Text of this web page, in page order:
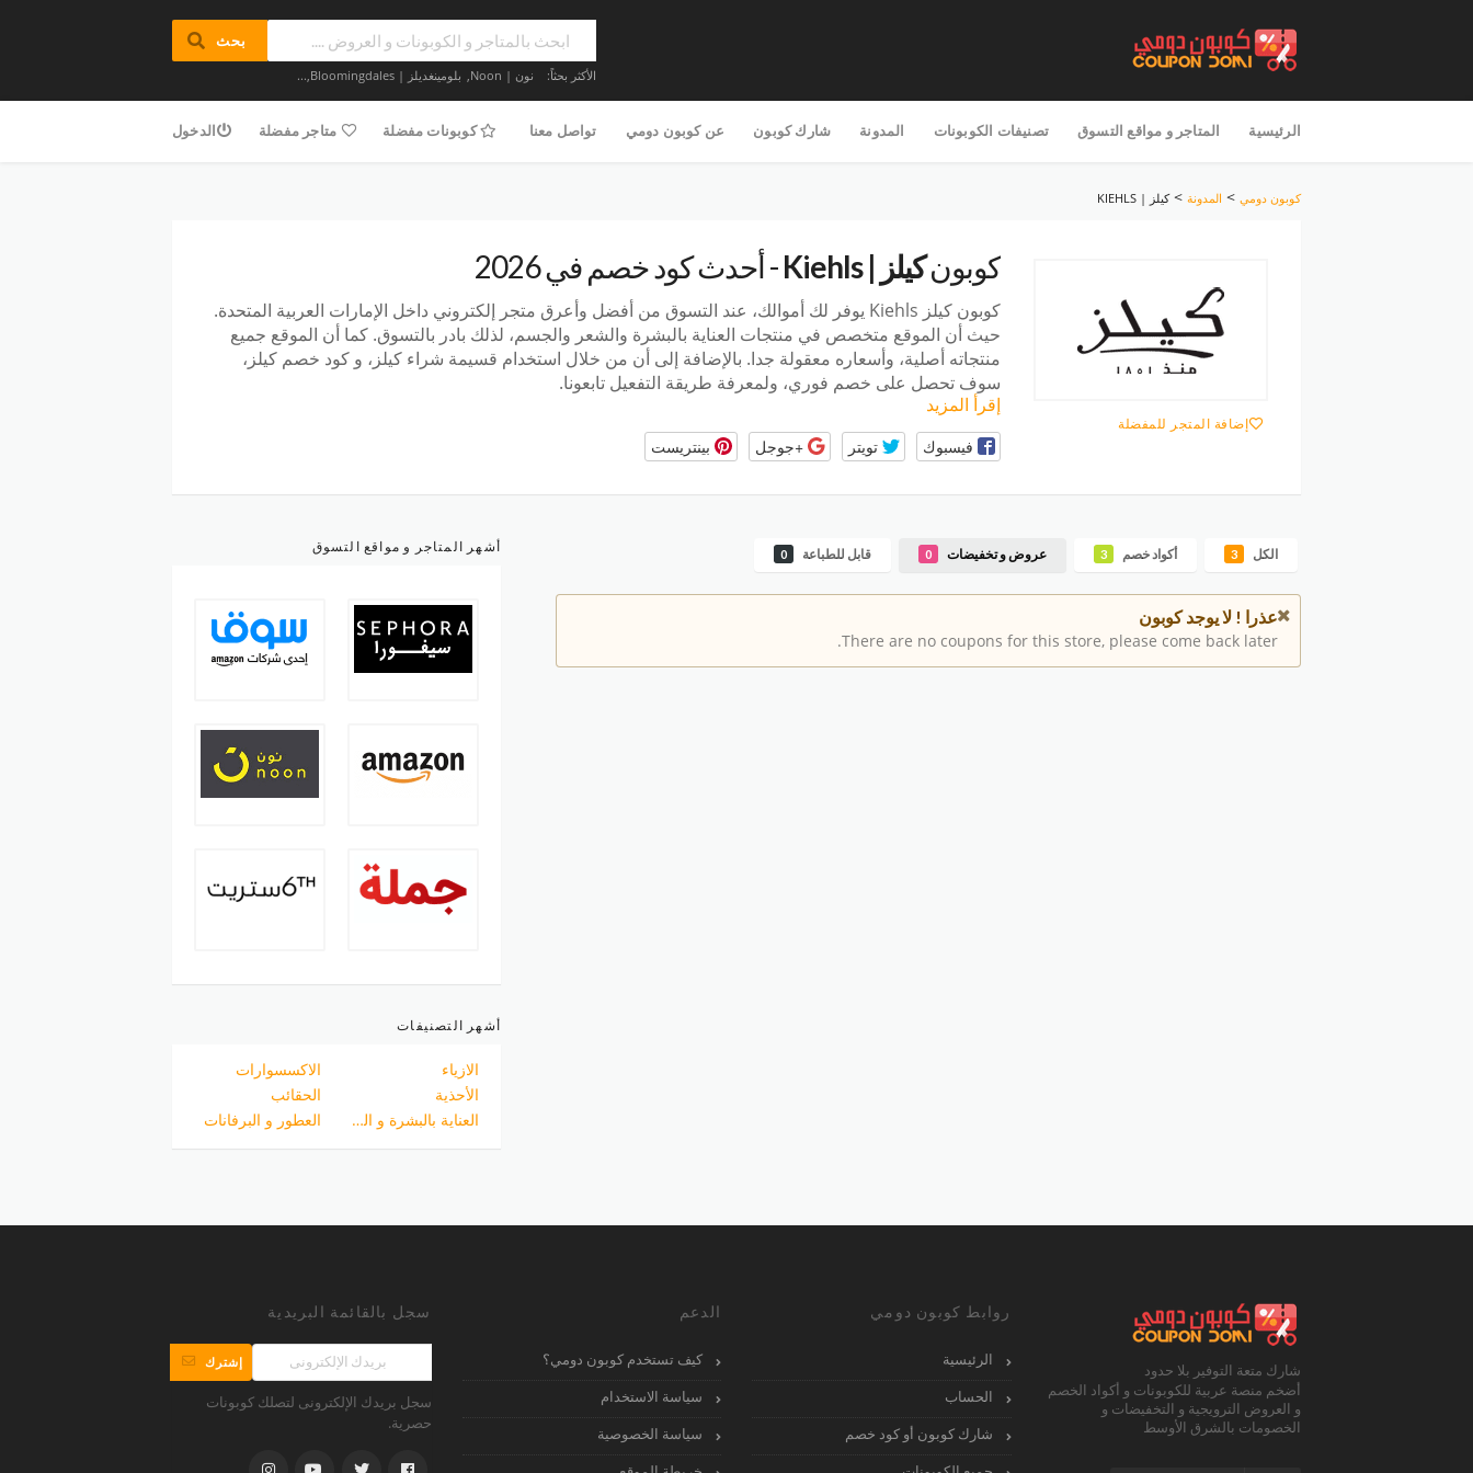
بحث
الأكثر بحثاً: نون | Noon , بلومينغديلز | Bloomingdales ,...
للمحتوى
الرئيسية المتاجر و مواقع التسوق تصنيفات الكوبونات المدونة شارك كوبون عن كوبون دومي تواصل معنا كوبونات مفضلة متاجر مفضلة الدخول
كوبون دومي > المدونة >كيلز | KIEHLS
إضافة المتجر للمفضلة
كوبونكيلز | Kiehls - أحدث كود خصم في 2026
كوبون كيلز
Kiehls يوفر لك أموالك، عند التسوق من أفضل وأعرق متجر إلكتروني داخل الإمارات العربية المتحدة.
حيث أن الموقع متخصص في منتجات العناية بالبشرة والشعر والجسم، لذلك بادر بالتسوق. كما أن الموقع جميع
منتجاته أصلية، وأسعاره معقولة جدا. بالإضافة إلى أن من خلال استخدام قسيمة شراء كيلز، و كود خصم كيلز،
سوف تحصل على خصم فوري، ولمعرفة طريقة التفعيل تابعونا.
إقرأ المزيد
فيسبوك تويتر +جوجل بينتريست
الكل 3 أكواد خصم 3 عروض و تخفيضات 0 قابل للطباعة 0
عذرا ! لا يوجد كوبون
There are no coupons for this store, please come back later.
أشهر المتاجر و مواقع التسوق
أشهر التصنيفات
الازياء
الاكسسوارات
الأحذية
الحقائب
العناية بالبشرة و الجسم
العطور و البرفانات
شارك متعة التوفير بلا حدود
أضخم منصة عربية للكوبونات و أكواد الخصم
و العروض الترويجية و التخفيضات و
الخصومات بالشرق الأوسط
روابط كوبون دومي
الرئيسية
الحساب
شارك كوبون أو كود خصم
الدعم
كيف تستخدم كوبون دومي؟
سياسة الاستخدام
سياسة الخصوصية
سجل بالقائمة البريدية
إشترك
سجل بريدك الإلكترونى لتصلك كوبونات
حصرية.